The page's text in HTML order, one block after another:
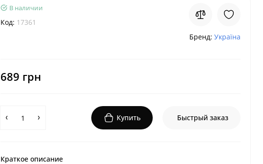
В наличии
Код: 17361
Бренд: Україна
689 грн
Купить Быстрый заказ
Краткое описание